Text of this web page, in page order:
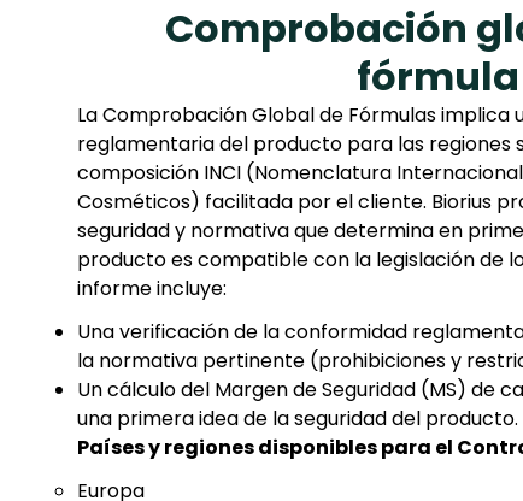
Comprobación
fórmula
La Comprobación Global de Fórmulas implica
reglamentaria del producto para las regiones
composición INCI (Nomenclatura
Cosméticos) facilitada por el cliente. Biorius
seguridad y normativa que determina en
producto es compatible con la legislación de
informe incluye:
Una verificación de la conformidad
la normativa pertinente (prohibiciones y
Un cálculo del Margen de Seguridad (MS) de
una primera idea de la seguridad del producto.
Países y regiones disponibles para el
Europa